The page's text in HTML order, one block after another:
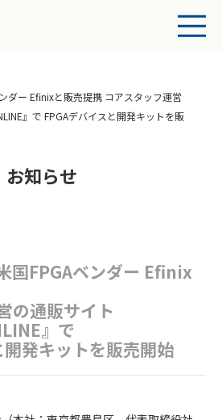
ダー Efinixと販売提携 コアスタッフ運営
』で FPGAデバイスと開発キットを販
お知らせ
国FPGAベンダー Efinix
の通販サイト
』で
開発キットを販売開始